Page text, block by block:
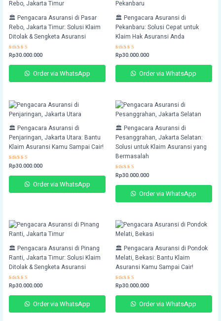
🏛️ Pengacara Asuransi di Pasar
Rebo, Jakarta Timur: Solusi Klaim
Ditolak & Sengketa Asuransi
Rated
4.63
out of 5
Rp30.000.000
Order via WhatsApp
🏛️ Pengacara Asuransi di
Pekanbaru: Solusi Cepat untuk
Klaim Hak Asuransi Anda
Rated
4.72
out of 5
Rp30.000.000
Order via WhatsApp
🏛️ Pengacara Asuransi di
Penjaringan, Jakarta Utara: Bantu
Klaim Asuransi Kamu Sampai Cair!
Rated
4.76
out of 5
Rp30.000.000
Order via WhatsApp
🏛️ Pengacara Asuransi di
Pesanggrahan, Jakarta Selatan:
Solusi untuk Klaim Asuransi yang
Bermasalah
Rated
4.72
out of 5
Rp30.000.000
Order via WhatsApp
🏛️ Pengacara Asuransi di Pinang
Ranti, Jakarta Timur: Solusi Klaim
Ditolak & Sengketa Asuransi
Rated
4.70
out of 5
Rp30.000.000
Order via WhatsApp
🏛️ Pengacara Asuransi di Pondok
Melati, Bekasi: Bantu Klaim
Asuransi Kamu Sampai Cair!
Rated
4.64
out of 5
Rp30.000.000
Order via WhatsApp